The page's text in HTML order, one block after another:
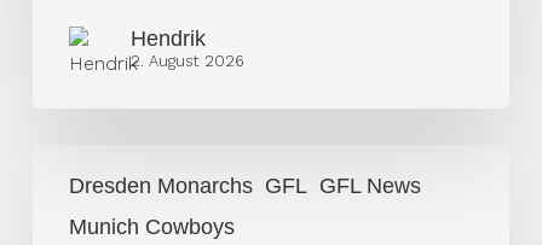
seinen
AFLE
Abschied
Richtung
Hendrik
2. August 2026
Dresden Monarchs GFL GFL News
Munich Cowboys
Monarchs
feiern